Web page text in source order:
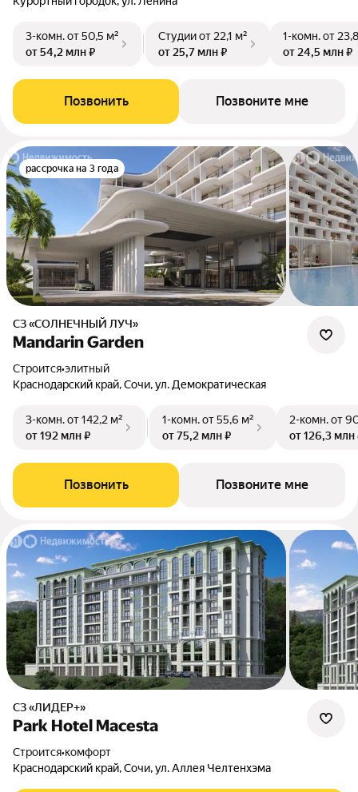
3-комн.от 50,5 м²
от 54,2 млн ₽
Студииот 22,1 м²
от 25,7 млн ₽
1-комн.от
от 24,5 млн ₽
Позвонить Позвоните мне
рассрочка на 3 года
СЗ «СОЛНЕЧНЫЙ ЛУЧ»
Mandarin Garden
Строится•элитный
Краснодарский край, Сочи, ул. Демократическая
3-комн.от 142,2 м²
от 192 млн ₽
1-комн.от 55,6 м²
от 75,2 млн ₽
2-комн.от
от 126,3 млн
Позвонить Позвоните мне
СЗ «ЛИДЕР+»
Park Hotel Macesta
Строится•комфорт
Краснодарский край, Сочи, ул. Аллея Челтенхэма